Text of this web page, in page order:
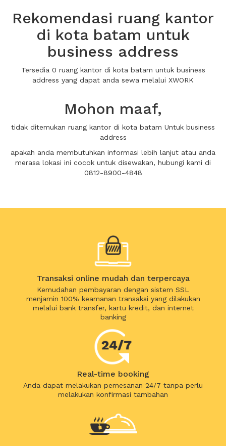
Rekomendasi ruang kantor
di kota batam untuk
business address
Tersedia 0 ruang kantor di kota batam untuk business
address yang dapat anda sewa melalui XWORK
Mohon maaf,
tidak ditemukan ruang kantor di kota batam Untuk business
address
apakah anda membutuhkan informasi lebih lanjut atau anda
merasa lokasi ini cocok untuk disewakan, hubungi kami di
0812-8900-4848
Transaksi online mudah dan terpercaya
Kemudahan pembayaran dengan sistem SSL
menjamin 100% keamanan transaksi yang dilakukan
melalui bank transfer, kartu kredit, dan internet
banking
Real-time booking
Anda dapat melakukan pemesanan 24/7 tanpa perlu
melakukan konfirmasi tambahan